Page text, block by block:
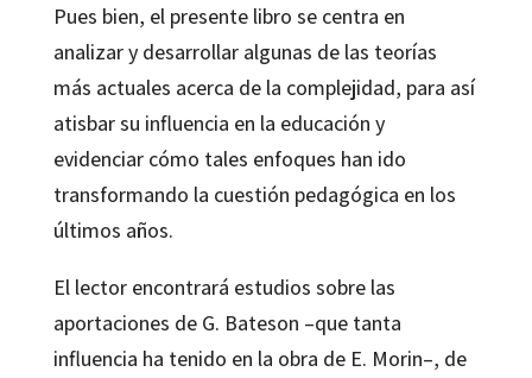
Pues bien, el presente libro se centra en
analizar y desarrollar algunas de las teorías
más actuales acerca de la complejidad, para así
atisbar su influencia en la educación y
evidenciar cómo tales enfoques han ido
transformando la cuestión pedagógica en los
últimos años.
El lector encontrará estudios sobre las
aportaciones de G. Bateson –que tanta
influencia ha tenido en la obra de E. Morin–, de